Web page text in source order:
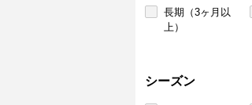
長期（3ヶ月以
上）
シーズン